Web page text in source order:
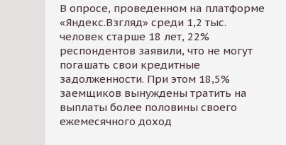
В опросе, проведенном на платформе
«Яндекс.Взгляд» среди 1,2 тыс.
человек старше 18 лет, 22%
респондентов заявили, что не могут
погашать свои кредитные
задолженности. При этом 18,5%
заемщиков вынуждены тратить на
выплаты более половины своего
ежемесячного доход